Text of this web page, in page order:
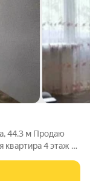
44.3 м Продаю
разные стороны,